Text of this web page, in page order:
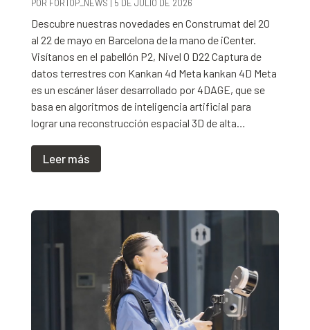
POR FORTOP_NEWS | 5 DE JULIO DE 2026
Descubre nuestras novedades en Construmat del 20
al 22 de mayo en Barcelona de la mano de iCenter.
Visítanos en el pabellón P2, Nivel 0 D22 Captura de
datos terrestres con Kankan 4d Meta kankan 4D Meta
es un escáner láser desarrollado por 4DAGE, que se
basa en algoritmos de inteligencia artificial para
lograr una reconstrucción espacial 3D de alta…
Leer más